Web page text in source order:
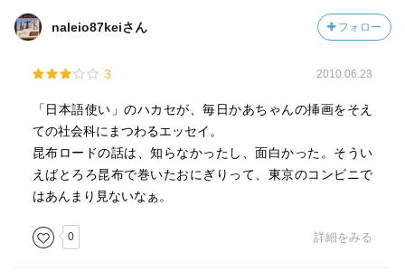
naleio87keiさん フォロー
3 2010.06.23
「日本語使い」のハカセが、毎日かあちゃんの挿画をそえ
ての社会科にまつわるエッセイ。
昆布ロードの話は、知らなかったし、面白かった。そうい
えばとろろ昆布で巻いたおにぎりって、東京のコンビニで
はあんまり見ないなぁ。
0 詳細をみる